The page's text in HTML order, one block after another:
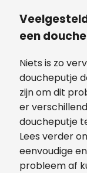
een
Niets is zo
doucheputje
zijn om dit
er
doucheputje
Lees verder
eenvoudige
probleem af